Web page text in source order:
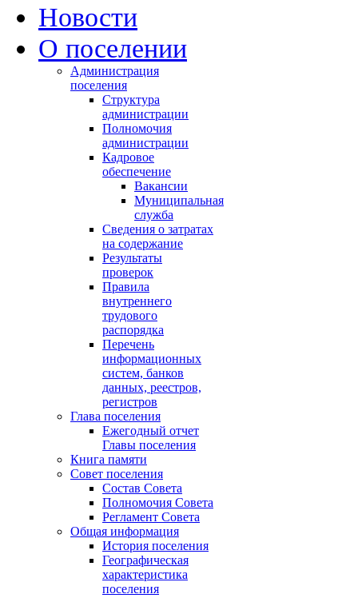
Новости
О поселении
Администрация
поселения
Структура
администрации
Полномочия
администрации
Кадровое
обеспечение
Вакансии
Муниципальная
служба
Сведения о затратах
на содержание
Результаты
проверок
Правила
внутреннего
трудового
распорядка
Перечень
информационных
систем, банков
данных, реестров,
регистров
Глава поселения
Ежегодный отчет
Главы поселения
Книга памяти
Совет поселения
Состав Совета
Полномочия Совета
Регламент Совета
Общая информация
История поселения
Географическая
характеристика
поселения